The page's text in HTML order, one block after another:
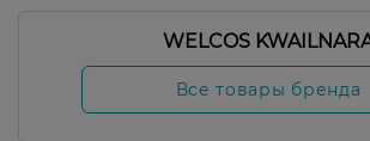
WELCOS
Все товары бренда